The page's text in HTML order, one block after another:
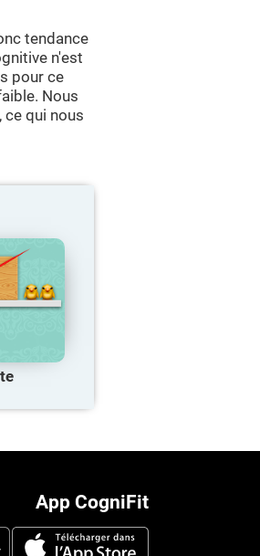
tendance
n'est
pour ce
Nous
qui nous
App CogniFit